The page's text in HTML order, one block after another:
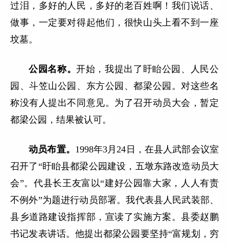
过泪，多好的人民，多好的老百姓啊！我们说话、
做事，一定要对得起他们，很快山头上看不到一座
坟墓。
公园名称。开始，我提出了盱眙公园、人民公
园、斗笠山公园、东方公园、都梁公园。对这些名
称没有人提出不同意见。为了召开动员大会，暂定
都梁公园，结果被认可。
动员布置。 1998年3月24日，在县人武部会议室
召开了“盱眙县都梁公园建设，五墩东路改造动员大
会”。代县长王友富以“建好公园靠大家，人人有责
不例外”为题进行动员部署。我代表县人民武装部、
县乡道路建设指挥部，宣读了实施方案。县委赵鹏
书记发表讲话。他提出都梁公园要坚持“富规划，穷